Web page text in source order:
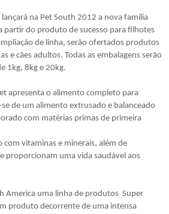
na Pet South 2012 a nova família
partir do produto de sucesso para filhotes
de linha, serão ofertados produtos
e cães adultos. Todas as embalagens serão
1kg, 8kg e 20kg.
apresenta o alimento completo para
de um alimento extrusado e balanceado
com matérias primas de primeira
com vitaminas e minerais, além de
proporcionam uma vida saudável aos
America uma linha de produtos Super
produto decorrente de uma intensa